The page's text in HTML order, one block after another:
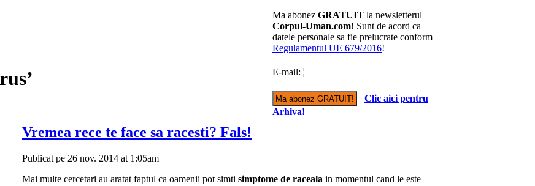
Ma abonez GRATUIT la newsletterul
Corpul-Uman.com! Sunt de acord ca
datele personale sa fie prelucrate conform
Regulamentul UE 679/2016!
E-mail:
Clic aici pentru
Arhiva!
Vremea rece te face sa racesti? Fals!
Publicat pe 26 nov. 2014 at 1:05am
Mai multe cercetari au aratat faptul ca oamenii pot simti simptome de raceala in momentul cand le este